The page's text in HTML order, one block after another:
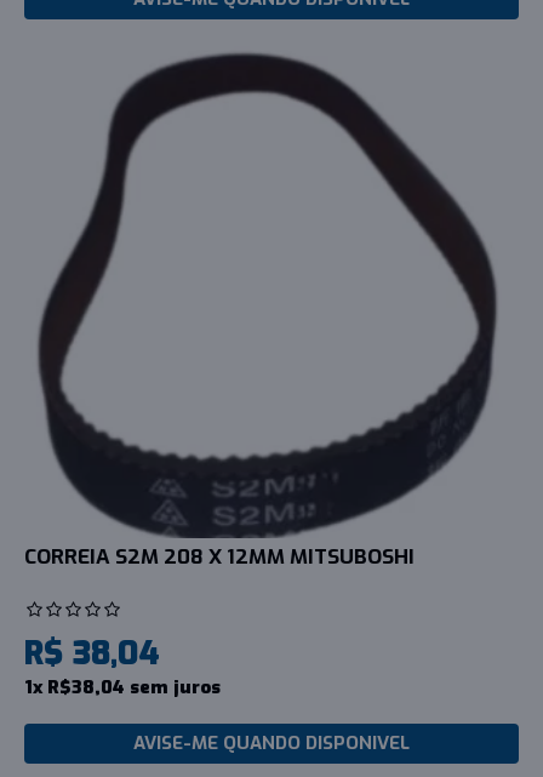
CORREIA S2M 208 X 12MM MITSUBOSHI
R$ 38,04
1x R$38,04 sem juros
AVISE-ME QUANDO DISPONIVEL